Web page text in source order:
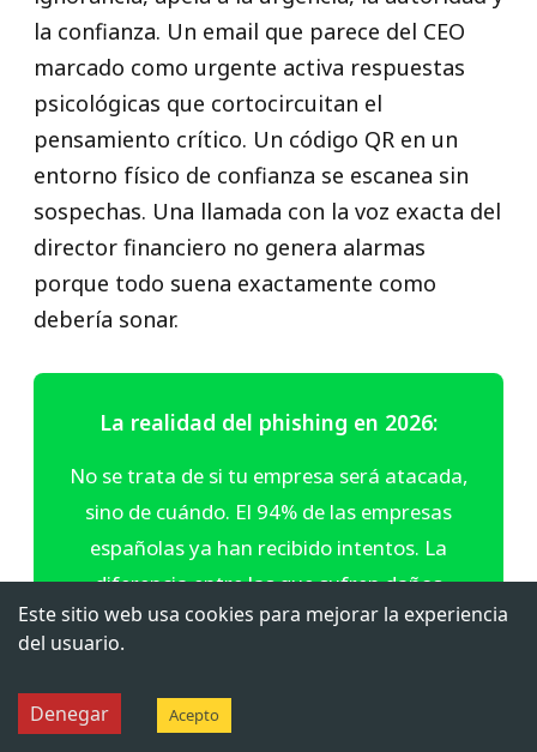
la confianza. Un email que parece del CEO
marcado como urgente activa respuestas
psicológicas que cortocircuitan el
pensamiento crítico. Un código QR en un
entorno físico de confianza se escanea sin
sospechas. Una llamada con la voz exacta del
director financiero no genera alarmas
porque todo suena exactamente como
debería sonar.
La realidad del phishing en 2026:
No se trata de si tu empresa será atacada,
sino de cuándo. El 94% de las empresas
españolas ya han recibido intentos. La
diferencia entre las que sufren daños
graves y las que los mitigan no está en la
tecnología de seguridad que tienen, sino en
los procesos y la cultura que han
construido para responder ante ellos.
Este sitio web usa cookies para mejorar la experiencia
del usuario.
Denegar Acepto